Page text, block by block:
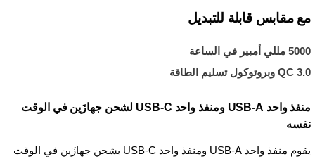
مع مقابس قابلة للتبديل
5000 مللي أمبير في الساعة
QC 3.0 وبروتوكول تسليم الطاقة
منفذ واحد USB-A ومنفذ واحد USB-C لشحن جهازَين في الوقت
نفسه
يقوم منفذ واحد USB-A ومنفذ واحد USB-C بشحن جهازَين في الوقت